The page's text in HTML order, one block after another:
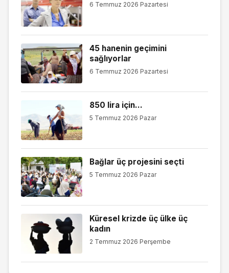
6 Temmuz 2026 Pazartesi
45 hanenin geçimini
sağlıyorlar
6 Temmuz 2026 Pazartesi
850 lira için…
5 Temmuz 2026 Pazar
Bağlar üç projesini seçti
5 Temmuz 2026 Pazar
Küresel krizde üç ülke üç
kadın
2 Temmuz 2026 Perşembe